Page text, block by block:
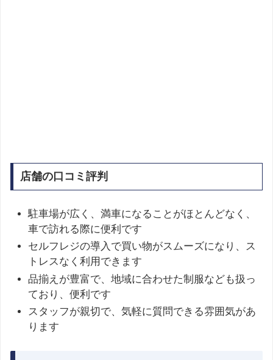
店舗の口コミ評判
駐車場が広く、満車になることがほとんどなく、
車で訪れる際に便利です
セルフレジの導入で買い物がスムーズになり、ス
トレスなく利用できます
品揃えが豊富で、地域に合わせた制服なども扱っ
ており、便利です
スタッフが親切で、気軽に質問できる雰囲気があ
ります